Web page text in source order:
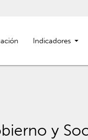
Indicadores
y